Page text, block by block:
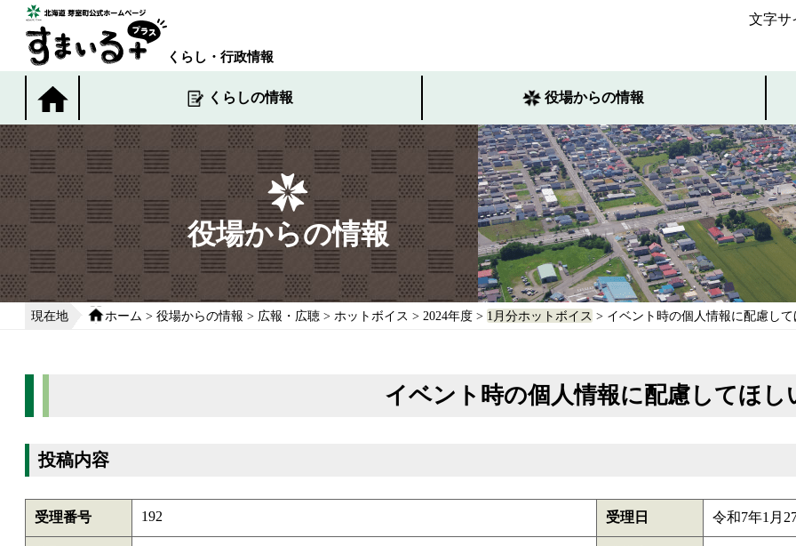
くらし・行政情報
文字サ
くらしの情報 役場からの情報
役場からの情報
現在地 ホーム > 役場からの情報 > 広報・広聴 > ホットボイス > 2024年度 > 1月分ホットボイス > イベント時の個人情報に配慮し
イベント時の個人情報に配慮してほし
投稿内容
受理番号 192 受理日 令和7年1月